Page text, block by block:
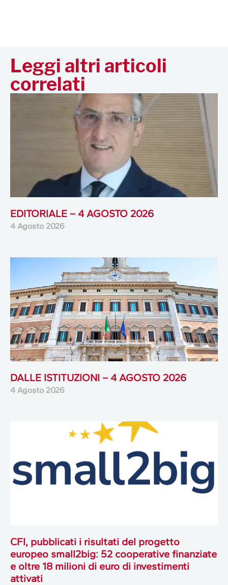
Leggi altri articoli
correlati
EDITORIALE – 4 AGOSTO 2026
4 Agosto 2026
DALLE ISTITUZIONI – 4 AGOSTO 2026
4 Agosto 2026
CFI, pubblicati i risultati del progetto
europeo small2big: 52 cooperative finanziate
e oltre 18 milioni di euro di investimenti
attivati